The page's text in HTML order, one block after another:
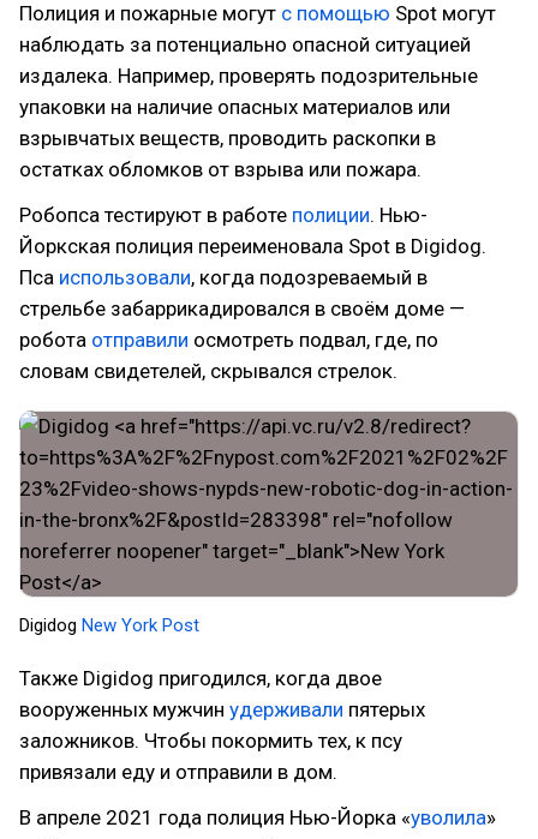
Полиция и пожарные могут с помощью Spot могут
наблюдать за потенциально опасной ситуацией
издалека. Например, проверять подозрительные
упаковки на наличие опасных материалов или
взрывчатых веществ, проводить раскопки в
остатках обломков от взрыва или пожара.
Робопса тестируют в работе полиции. Нью-
Йоркская полиция переименовала Spot в Digidog.
Пса использовали, когда подозреваемый в
стрельбе забаррикадировался в своём доме —
робота отправили осмотреть подвал, где, по
словам свидетелей, скрывался стрелок.
Digidog New York Post
Также Digidog пригодился, когда двое
вооруженных мужчин удерживали пятерых
заложников. Чтобы покормить тех, к псу
привязали еду и отправили в дом.
В апреле 2021 года полиция Нью-Йорка «уволила»